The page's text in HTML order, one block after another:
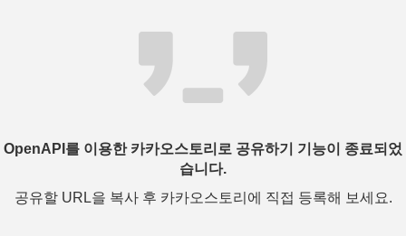
OpenAPI를 이용한 카카오스토리로 공유하기 기능이 종료되었
습니다.
공유할 URL을 복사 후 카카오스토리에 직접 등록해 보세요.